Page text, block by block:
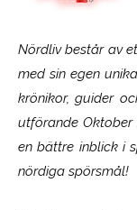
Nördliv består av
med sin egen
krönikor, guider
utförande
en bättre inblick i
nördiga spörsmål!